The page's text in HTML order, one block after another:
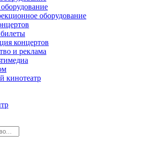
оборудование
концертов
и реклама
кинотеатр